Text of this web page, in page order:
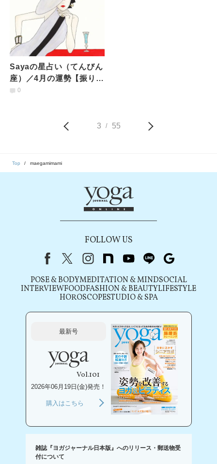
Sayaの星占い（てんびん
座）／4月の運勢【振り回
されがちな3月と比べる
0
3 / 55
Top maegamimami
FOLLOW US
FacebookX（旧Twitter）
instagram
note youtubeline
POSE & BODYMEDITATION & MINDSOCIAL
INTERVIEWFOODFASHION & BEAUTYLIFESTYLE
HOROSCOPESTUDIO & SPA
最新号
Vol.101
2026年06月19日(金)発売！
購入はこちら
雑誌『ヨガジャーナル日本版』へのリリース・郵送物受
付について